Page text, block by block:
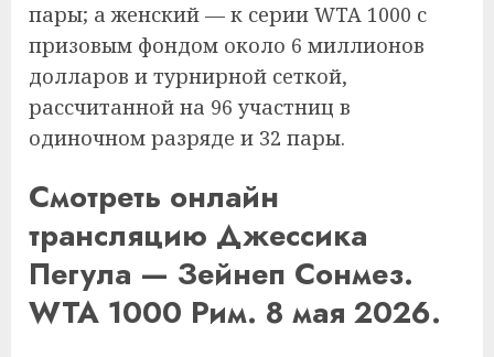
пары; а женский — к серии WTA 1000 с
призовым фондом около 6 миллионов
долларов и турнирной сеткой,
рассчитанной на 96 участниц в
одиночном разряде и 32 пары.
Смотреть онлайн
трансляцию Джессика
Пегула — Зейнеп Сонмез.
WTA 1000 Рим. 8 мая 2026.